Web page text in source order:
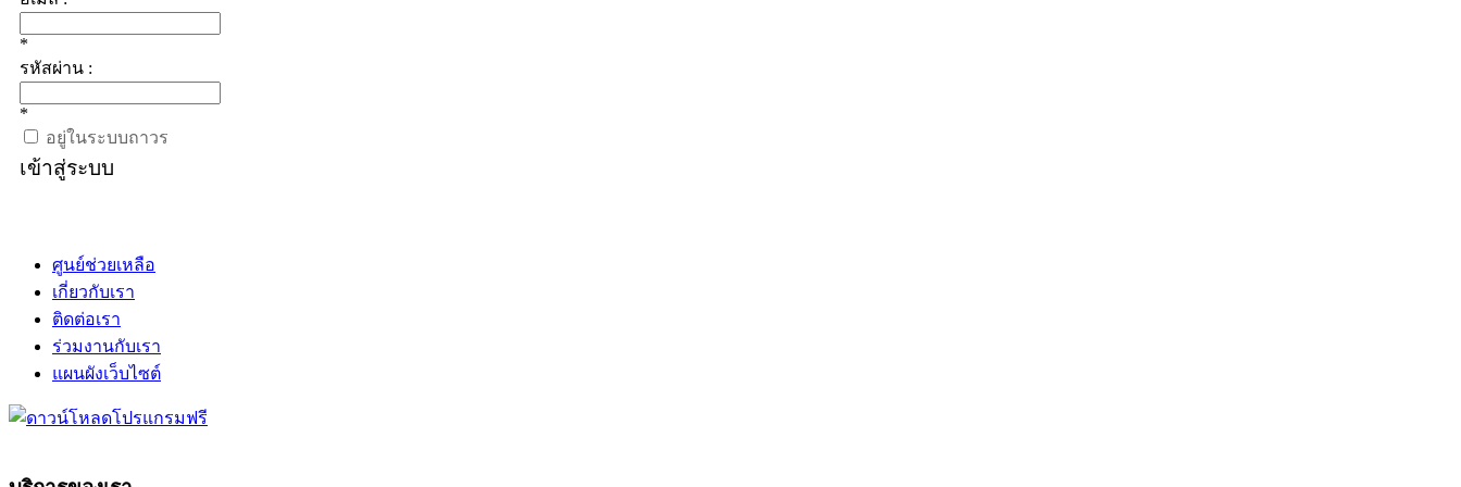
*
รหัสผ่าน :
*
อยู่ในระบบถาวร
เข้าสู่ระบบ
ศูนย์ช่วยเหลือ
เกี่ยวกับเรา
ติดต่อเรา
ร่วมงานกับเรา
แผนผังเว็บไซต์